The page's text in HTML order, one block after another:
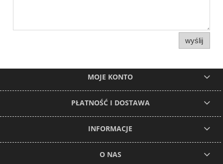
wyślij
MOJE KONTO
PŁATNOŚĆ I DOSTAWA
INFORMACJE
O NAS